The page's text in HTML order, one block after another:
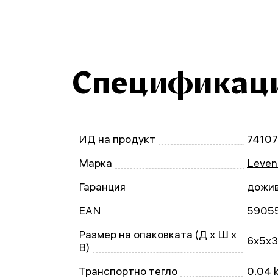
ИД на продукт
74107
Марка
Гаранция
EAN
Размер на опаковката (Д x Ш x
В)
Транспортно тегло
0.04